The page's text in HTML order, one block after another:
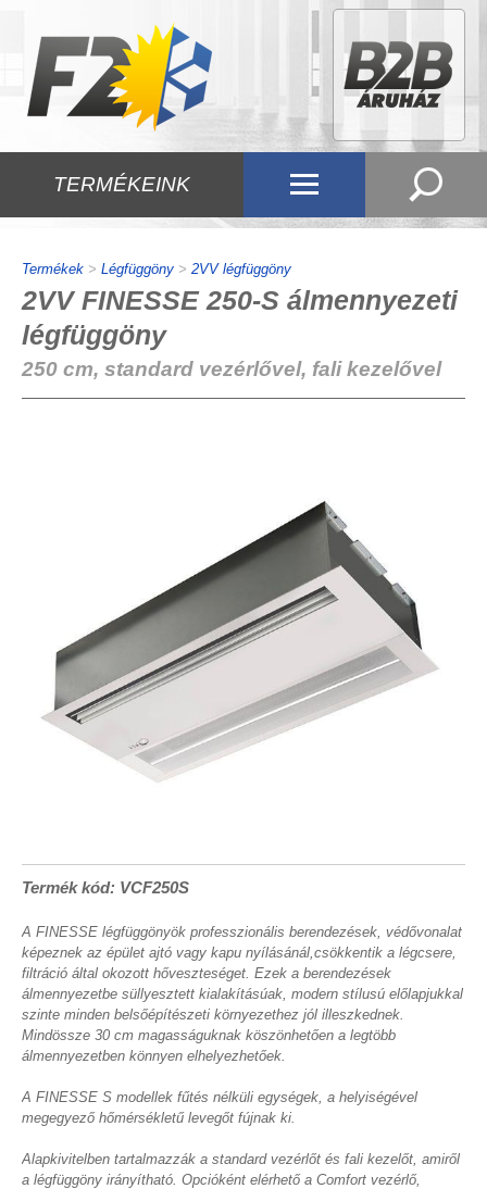
TERMÉKEINK
Termékek > Légfüggöny > 2VV légfüggöny
2VV FINESSE 250-S álmennyezeti
légfüggöny
250 cm, standard vezérlővel, fali kezelővel
Termék kód: VCF250S
A FINESSE légfüggönyök professzionális berendezések, védővonalat
képeznek az épület ajtó vagy kapu nyílásánál,csökkentik a légcsere,
filtráció által okozott hőveszteséget. Ezek a berendezések
álmennyezetbe süllyesztett kialakításúak, modern stílusú előlapjukkal
szinte minden belsőépítészeti környezethez jól illeszkednek.
Mindössze 30 cm magasságuknak köszönhetően a legtöbb
álmennyezetben könnyen elhelyezhetőek.
A FINESSE S modellek fűtés nélküli egységek, a helyiségével
megegyező hőmérsékletű levegőt fújnak ki.
Alapkivitelben tartalmazzák a standard vezérlőt és fali kezelőt, amiről
a légfüggöny irányítható. Opcióként elérhető a Comfort vezérlő,